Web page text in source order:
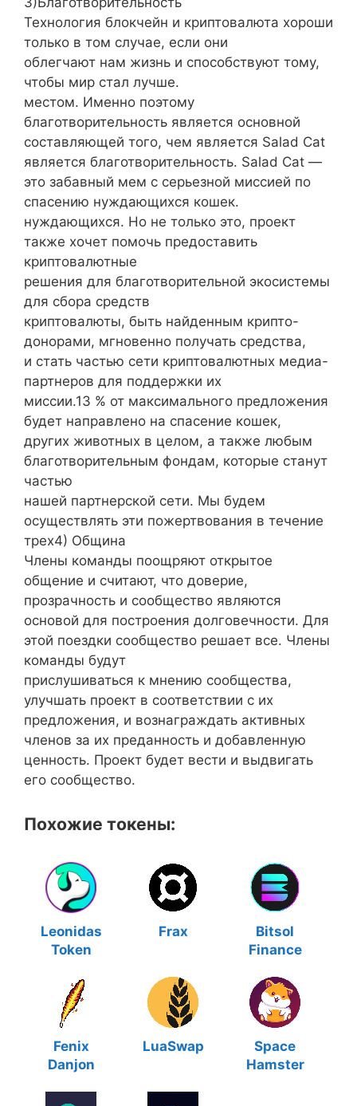
Технология блокчейн и криптовалюта хороши
только в том случае, если они
облегчают нам жизнь и способствуют тому,
чтобы мир стал лучше.
местом. Именно поэтому
благотворительность является основной
составляющей того, чем является Salad Cat
является благотворительность. Salad Cat —
это забавный мем с серьезной миссией по
спасению нуждающихся кошек.
нуждающихся. Но не только это, проект
также хочет помочь предоставить
криптовалютные
решения для благотворительной экосистемы
для сбора средств
криптовалюты, быть найденным крипто-
донорами, мгновенно получать средства,
и стать частью сети криптовалютных медиа-
партнеров для поддержки их
миссии.13 % от максимального предложения
будет направлено на спасение кошек,
других животных в целом, а также любым
благотворительным фондам, которые станут
частью
нашей партнерской сети. Мы будем
осуществлять эти пожертвования в течение
трех4) Община
Члены команды поощряют открытое
общение и считают, что доверие,
прозрачность и сообщество являются
основой для построения долговечности. Для
этой поездки сообщество решает все. Члены
команды будут
прислушиваться к мнению сообщества,
улучшать проект в соответствии с их
предложения, и вознаграждать активных
членов за их преданность и добавленную
ценность. Проект будет вести и выдвигать
его сообщество.
Похожие токены:
Leonidas
Token
Frax
Bitsol
Finance
Fenix
Danjon
LuaSwap
Space
Hamster